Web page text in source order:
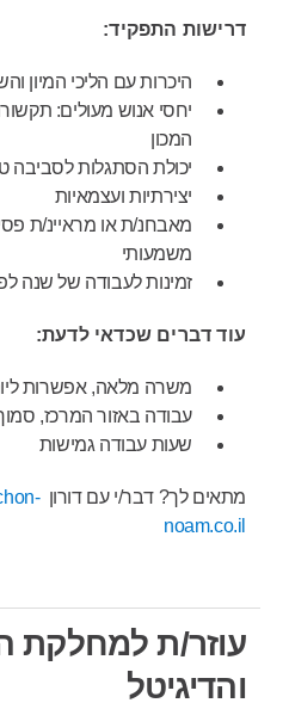
דרישות התפקיד:
היכרות עם הליכי המיון
יחסי אנוש מעולים:
המכון
יכולת הסתגלות לסביבה
יצירתיות ועצמאיות
מאבחנ/ת או מראיינ/ת
משמעותי
זמינות לעבודה של שנה
עוד דברים שכדאי לדעת:
משרה מלאה, אפשרות
עבודה באזור המרכז, סמוך
שעות עבודה גמישות
מתאים לך? דבר/י עם דורון
noam.co.il
עוזר/ת למחלקת
והדיגיטל